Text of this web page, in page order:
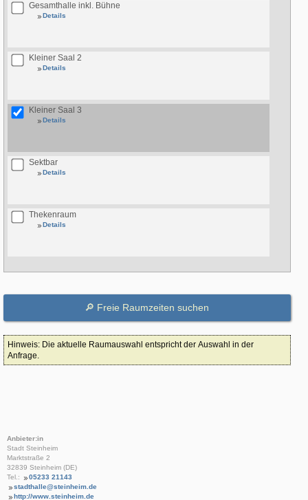
Gesamthalle inkl. Bühne
Details
Kleiner Saal 2
Details
Kleiner Saal 3
Details
Sektbar
Details
Thekenraum
Details
Hinweis: Die aktuelle Raumauswahl entspricht der Auswahl in der
Anfrage.
Anbieter:in
Stadt Steinheim
Marktstraße 2
32839 Steinheim (DE)
Tel.:
05233 21143
stadthalle@steinheim.de
http://www.steinheim.de